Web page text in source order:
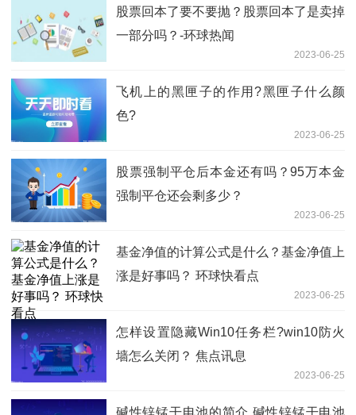
股票回本了要不要抛？股票回本了是卖掉
一部分吗？-环球热闻
2023-06-25
飞机上的黑匣子的作用?黑匣子什么颜
色?
2023-06-25
股票强制平仓后本金还有吗？95万本金
强制平仓还会剩多少？
2023-06-25
基金净值的计算公式是什么？基金净值上
涨是好事吗？ 环球快看点
2023-06-25
怎样设置隐藏Win10任务栏?win10防火
墙怎么关闭？ 焦点讯息
2023-06-25
碱性锌锰干电池的简介 碱性锌锰干电池